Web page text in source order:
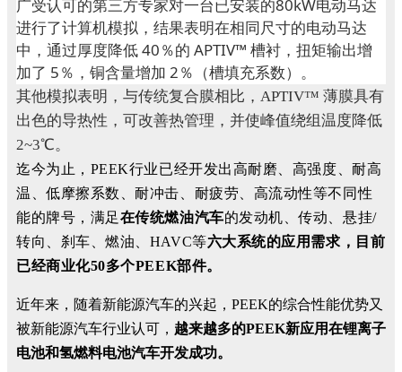
广受认可的第三方专家对一台已安装的80kW电动马达
进行了计算机模拟，结果表明在相同尺寸的电动马达
中，通过厚度降低 40％的 APTIV™ 槽衬，扭矩输出增
加了 5％，铜含量增加 2％（槽填充系数）。
其他模拟表明，与传统复合膜相比，APTIV™ 薄膜具有
出色的导热性，可改善热管理，并使峰值绕组温度降低
2~3℃。
迄今为止，PEEK行业已经开发出高耐磨、高强度、耐高
温、低摩擦系数、耐冲击、耐疲劳、高流动性等不同性
能的牌号，满足在传统燃油汽车的发动机、传动、悬挂/
转向、刹车、燃油、HAVC等六大系统的应用需求， 目前
已经商业化50多个PEEK部件。
近年来，随着新能源汽车的兴起，PEEK的综合性能优势又
被新能源汽车行业认可， 越来越多的PEEK新应用在锂离子
电池和氢燃料电池汽车开发成功。